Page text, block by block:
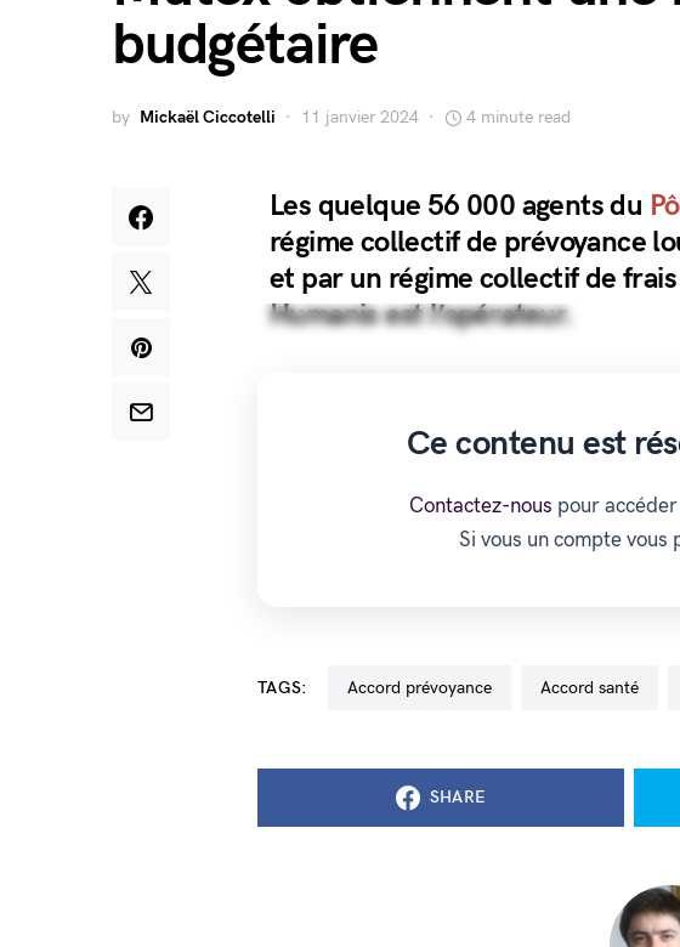
budgétaire
by Mickaël Ciccotelli 11 janvier 2024 4 minute read
Les quelque 56 000 agents du
régime collectif de prévoyance
et par un régime collectif de
Humanis est l’opérateur.
Ce contenu est
Contactez-nous pour
Si vous un compte vous
TAGS: accord prévoyance accord santé
SHARE